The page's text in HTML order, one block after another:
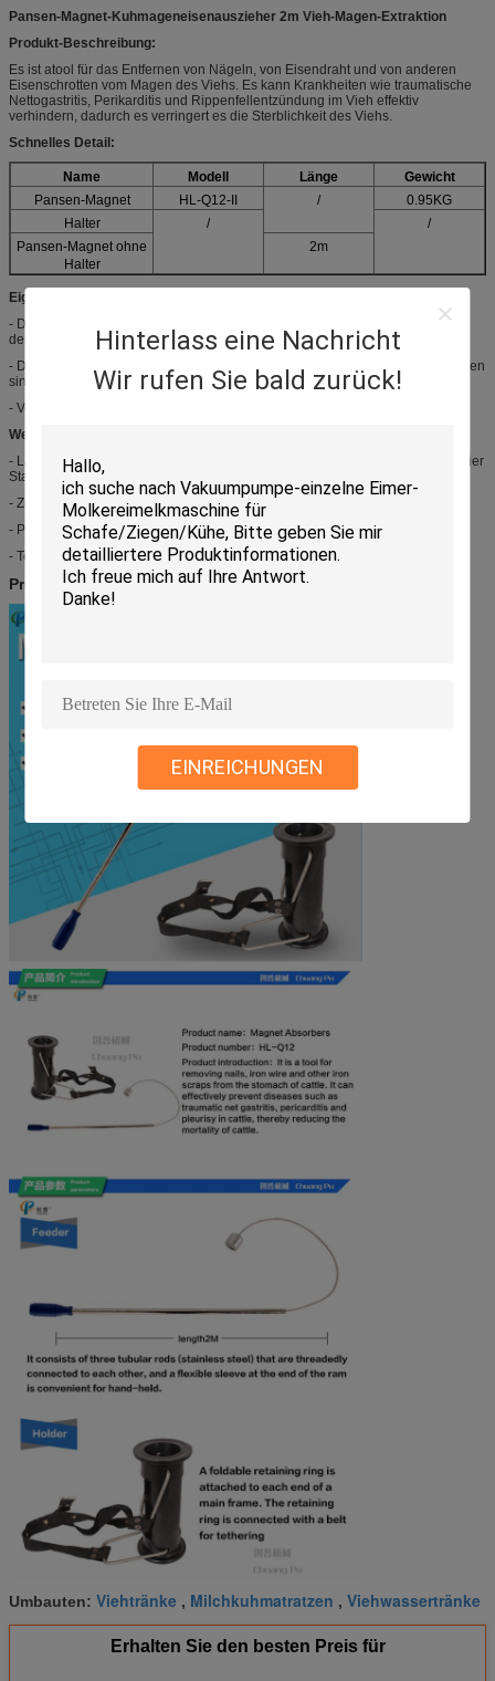
Hinterlass eine Nachricht
Wir rufen Sie bald zurück!
EINREICHUNGEN
Pansen-Magnet-Kuhmageneisenauszieher 2m Vieh-Magen-Extraktion
Produkt-Beschreibung:
Es ist atool für das Entfernen von Nägeln, von Eisendraht und von anderen
Eisenschrotten vom Magen des Viehs. Es kann Krankheiten wie traumatische
Nettogastritis, Perikarditis und Rippenfellentzündung im Vieh effektiv
verhindern, dadurch es verringert es die Sterblichkeit des Viehs.
Schnelles Detail:
Name Modell Länge
Gewicht
Pansen-Magnet
HL-Q12-II /
0.95KG
Halter
/
/
Pansen-Magnet ohne
Halter
2m
Eigenschaften:
- Das hintere Ende des Magnetblockoberteils hat eine elliptische Form, zum
des Ösophagus an zu verhindern.
- Der Ventilstößel ist in drei Abschnitte unterteilt, die einfach zusammenzubauen
sind.
- Verbreiterter Kunststoffgriff für einfachen Griff.
Wettbewerbsvorteil:
- Landwirtschaftliche Maschinen der Kühe der breiten Palette: Kopfzange, freier
Stall und Kaninchenstall;
- Zuverlässige Qualität und ausgezeichnete Produkte
- Probe ist verfügbar
- Technischer Vorfeldwartungsdienst der Lebenszeit
Produkt-Bild:
Umbauten: Viehtränke , Milchkuhmatratzen , Viehwassertränke
Erhalten Sie den besten Preis für